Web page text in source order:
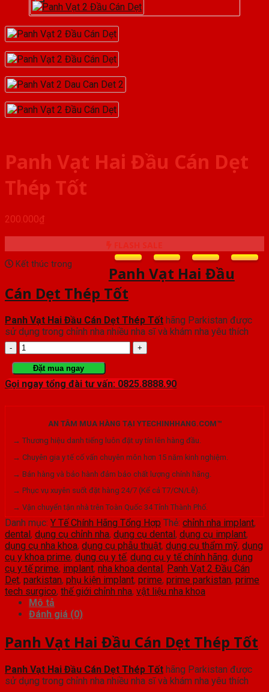
Panh Vạt Hai Đầu Cán Dẹt
Thép Tốt
200.000₫
FLASH SALE
Kết thúc trong
Panh Vạt Hai Đầu
Cán Dẹt Thép Tốt
Panh Vạt Hai Đầu Cán Dẹt Thép Tốt hãng Parkistan được
sử dụng trong chỉnh nha nhiều nha sĩ và khám nha yêu thích
Panh
Hai
Đầu
Thép
Tốt
số
lượng
Đặt mua ngay
Gọi ngay tổng đài tư vấn: 0825.8888.90
AN TÂM MUA HÀNG TẠI YTECHINHHANG.COM™
→ Thương hiệu danh tiếng luôn đặt uy tín lên hàng đầu.
→ Chuyên gia y tế cố vấn chuyên môn hơn 15 năm kinh nghiệm.
→ Bán hàng và bảo hành đảm bảo chất lượng chính hãng.
→ Phục vụ xuyên suốt đặt hàng 24/7 (Kể cả T7/CN/Lễ).
→ Vận chuyển tận nhà trên Toàn Quốc 34 Tỉnh Thành Phố.
Danh mục: Y Tế Chính Hãng Tổng Hợp Thẻ: chỉnh nha implant,
dental , dụng cụ chỉnh nha, dụng cụ dental , dụng cụ implant,
dụng cụ nha khoa, dụng cụ phẫu thuật, dụng cụ thẩm mỹ, dụng
cụ y khoa prime, dụng cụ y tế, dụng cụ y tế chính hãng, dụng
cụ y tế prime, implant, nha khoa dental , Panh Vạt 2 Đầu Cán
Dẹt, parkistan, phụ kiện implant, prime, prime parkistan, prime
tech surgico, thế giới chỉnh nha, vật liệu nha khoa
Mô tả
Đánh giá (0)
Panh Vạt Hai Đầu Cán Dẹt Thép Tốt
Panh Vạt Hai Đầu Cán Dẹt Thép Tốt hãng Parkistan được
sử dụng trong chỉnh nha nhiều nha sĩ và khám nha yêu thích